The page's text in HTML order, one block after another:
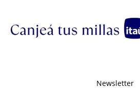
Newsletter